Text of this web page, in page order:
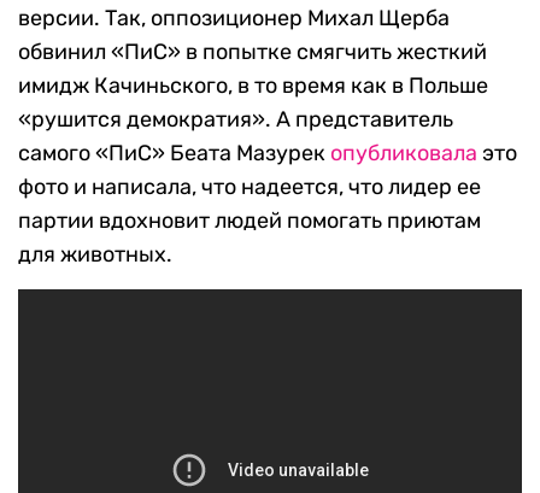
версии. Так, оппозиционер Михал Щерба
обвинил «ПиС» в попытке смягчить жесткий
имидж Качиньского, в то время как в Польше
«рушится демократия». А представитель
самого «ПиС» Беата Мазурек опубликовала это
фото и написала, что надеется, что лидер ее
партии вдохновит людей помогать приютам
для животных.